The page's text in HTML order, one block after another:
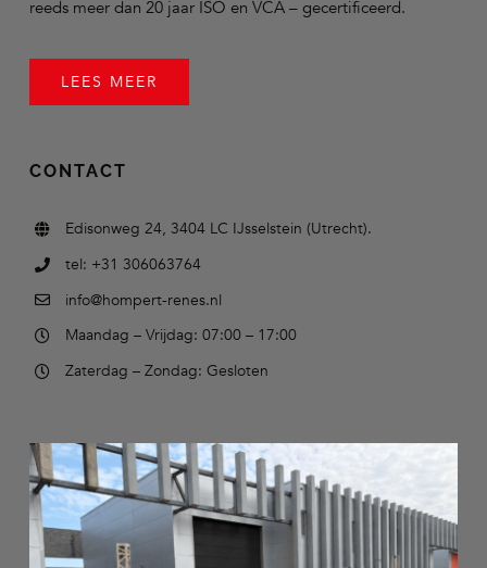
reeds meer dan 20 jaar ISO en VCA – gecertificeerd.
LEES MEER
CONTACT
Edisonweg 24, 3404 LC IJsselstein (Utrecht).
tel: +31 306063764
info@hompert-renes.nl
Maandag – Vrijdag: 07:00 – 17:00
Zaterdag – Zondag: Gesloten